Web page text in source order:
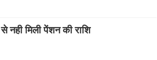
नही मिली पेंशन की राशि